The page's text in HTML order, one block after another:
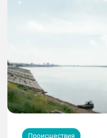
Происшествия